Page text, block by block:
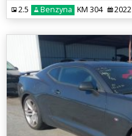
2.5 Benzyna KM 304 2022